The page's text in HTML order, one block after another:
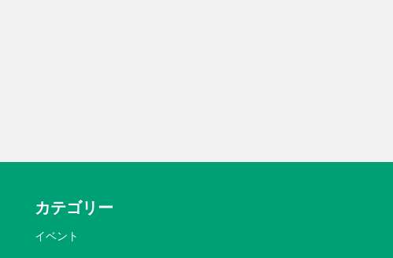
カテゴリー
イベント